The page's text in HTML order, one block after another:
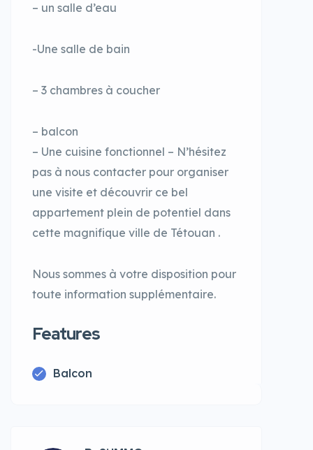
– un salle d’eau
-Une salle de bain
– 3 chambres à coucher
– balcon
– Une cuisine fonctionnel – N’hésitez
pas à nous contacter pour organiser
une visite et découvrir ce bel
appartement plein de potentiel dans
cette magnifique ville de Tétouan .
Nous sommes à votre disposition pour
toute information supplémentaire.
Features
Balcon